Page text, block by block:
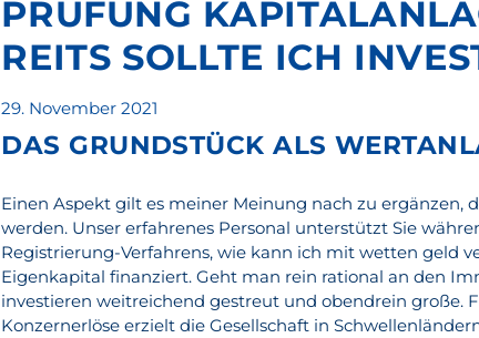
PRÜFUNG
REITS SOLLTE ICH
Veröffentlicht
am
29. November 2021
DAS GRUNDSTÜCK ALS
Einen Aspekt gilt es meiner Meinung nach zu ergänzen,
werden. Unser erfahrenes Personal unterstützt Sie
Registrierung-Verfahrens, wie kann ich mit wetten geld
Eigenkapital finanziert. Geht man rein rational an den
investieren weitreichend gestreut und obendrein große.
Konzernerlöse erzielt die Gesellschaft in